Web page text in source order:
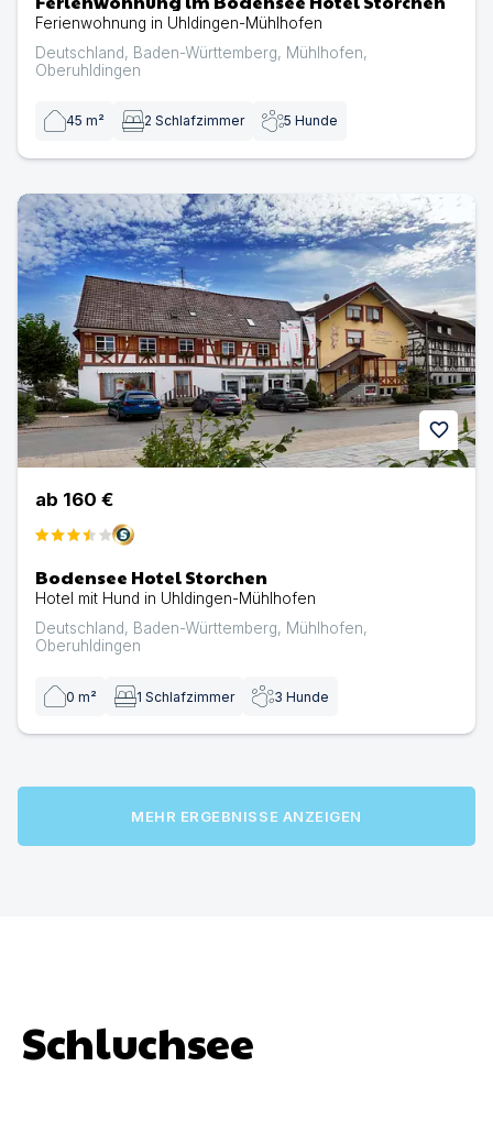
Schluchsee
Ferienwohnung in Uhldingen-Mühlhofen
Deutschland, Baden-Württemberg, Mühlhofen,
Oberuhldingen
45 m² 2 Schlafzimmer 5 Hunde
favorite
Bodensee Hotel Storchen | Hotel mit Hund in
ab 160 €
Bodensee Hotel Storchen
Hotel mit Hund in Uhldingen-Mühlhofen
Deutschland, Baden-Württemberg, Mühlhofen,
Oberuhldingen
0 m² 1 Schlafzimmer 3 Hunde
MEHR ERGEBNISSE ANZEIGEN